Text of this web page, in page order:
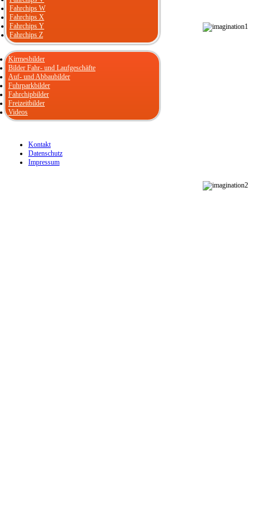
Fahrchips W
Fahrchips X
Fahrchips Y
Fahrchips Z
Kirmesbilder
Bilder Fahr- und Laufgeschäfte
Auf- und Abbaubilder
Fuhrparkbilder
Fahrchipbilder
Freizeitbilder
Videos
Kontakt
Datenschutz
Impressum